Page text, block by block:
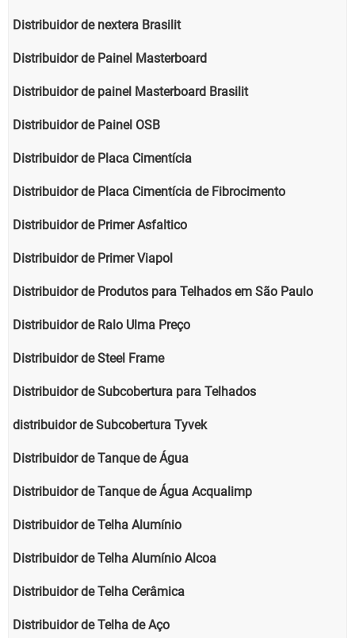
Distribuidor de nextera Brasilit
Distribuidor de Painel Masterboard
Distribuidor de painel Masterboard Brasilit
Distribuidor de Painel OSB
Distribuidor de Placa Cimentícia
Distribuidor de Placa Cimentícia de Fibrocimento
Distribuidor de Primer Asfaltico
Distribuidor de Primer Viapol
Distribuidor de Produtos para Telhados em São Paulo
Distribuidor de Ralo Ulma Preço
Distribuidor de Steel Frame
Distribuidor de Subcobertura para Telhados
distribuidor de Subcobertura Tyvek
Distribuidor de Tanque de Água
Distribuidor de Tanque de Água Acqualimp
Distribuidor de Telha Alumínio
Distribuidor de Telha Alumínio Alcoa
Distribuidor de Telha Cerâmica
Distribuidor de Telha de Aço